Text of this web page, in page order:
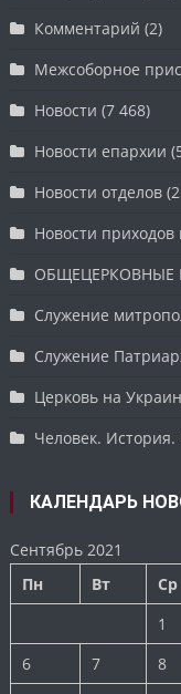
Комментарий (2)
Межсоборное
Новости (7 468)
Новости епархии
Новости отделов
Новости
ОБЩЕЦЕРКОВНЫЕ
Служение
Служение
Церковь на
Человек.
КАЛЕНДАРЬ
Сентябрь 2021
Пн
Вт Ср
1
6
7 8